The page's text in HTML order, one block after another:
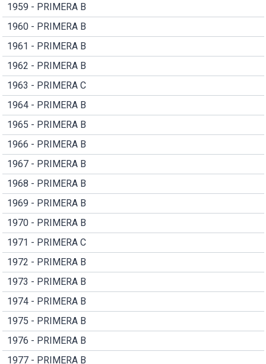
1959 - PRIMERA B
1960 - PRIMERA B
1961 - PRIMERA B
1962 - PRIMERA B
1963 - PRIMERA C
1964 - PRIMERA B
1965 - PRIMERA B
1966 - PRIMERA B
1967 - PRIMERA B
1968 - PRIMERA B
1969 - PRIMERA B
1970 - PRIMERA B
1971 - PRIMERA C
1972 - PRIMERA B
1973 - PRIMERA B
1974 - PRIMERA B
1975 - PRIMERA B
1976 - PRIMERA B
1977 - PRIMERA B